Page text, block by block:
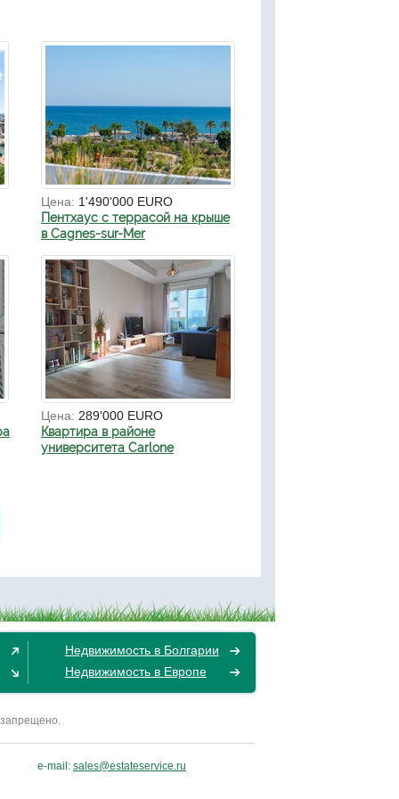
Цена: 1'490'000 EURO
Пентхаус с террасой на крыше
в Cagnes-sur-Mer
Цена: 289'000 EURO
Квартира в районе
университета Carlone
Недвижимость в Болгарии
Недвижимость в Европе
e-mail: sales@estateservice.ru